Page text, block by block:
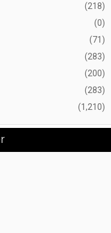
(218)
(0)
(71)
(283)
(200)
(283)
(1,210)